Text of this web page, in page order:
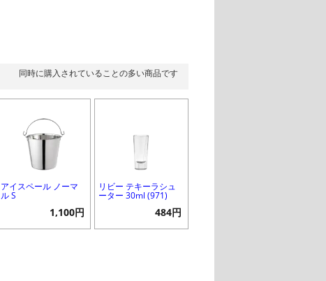
同時に購入されていることの多い商品です
アイスペール ノーマ
ル S
1,100円
リビー テキーラシュ
ーター 30ml (971)
484円